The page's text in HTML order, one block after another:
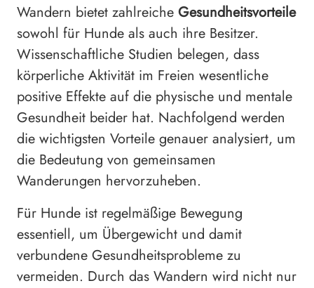
Wandern bietet zahlreiche Gesundheitsvorteile
sowohl für Hunde als auch ihre Besitzer.
Wissenschaftliche Studien belegen, dass
körperliche Aktivität im Freien wesentliche
positive Effekte auf die physische und mentale
Gesundheit beider hat. Nachfolgend werden
die wichtigsten Vorteile genauer analysiert, um
die Bedeutung von gemeinsamen
Wanderungen hervorzuheben.
Für Hunde ist regelmäßige Bewegung
essentiell, um Übergewicht und damit
verbundene Gesundheitsprobleme zu
vermeiden. Durch das Wandern wird nicht nur